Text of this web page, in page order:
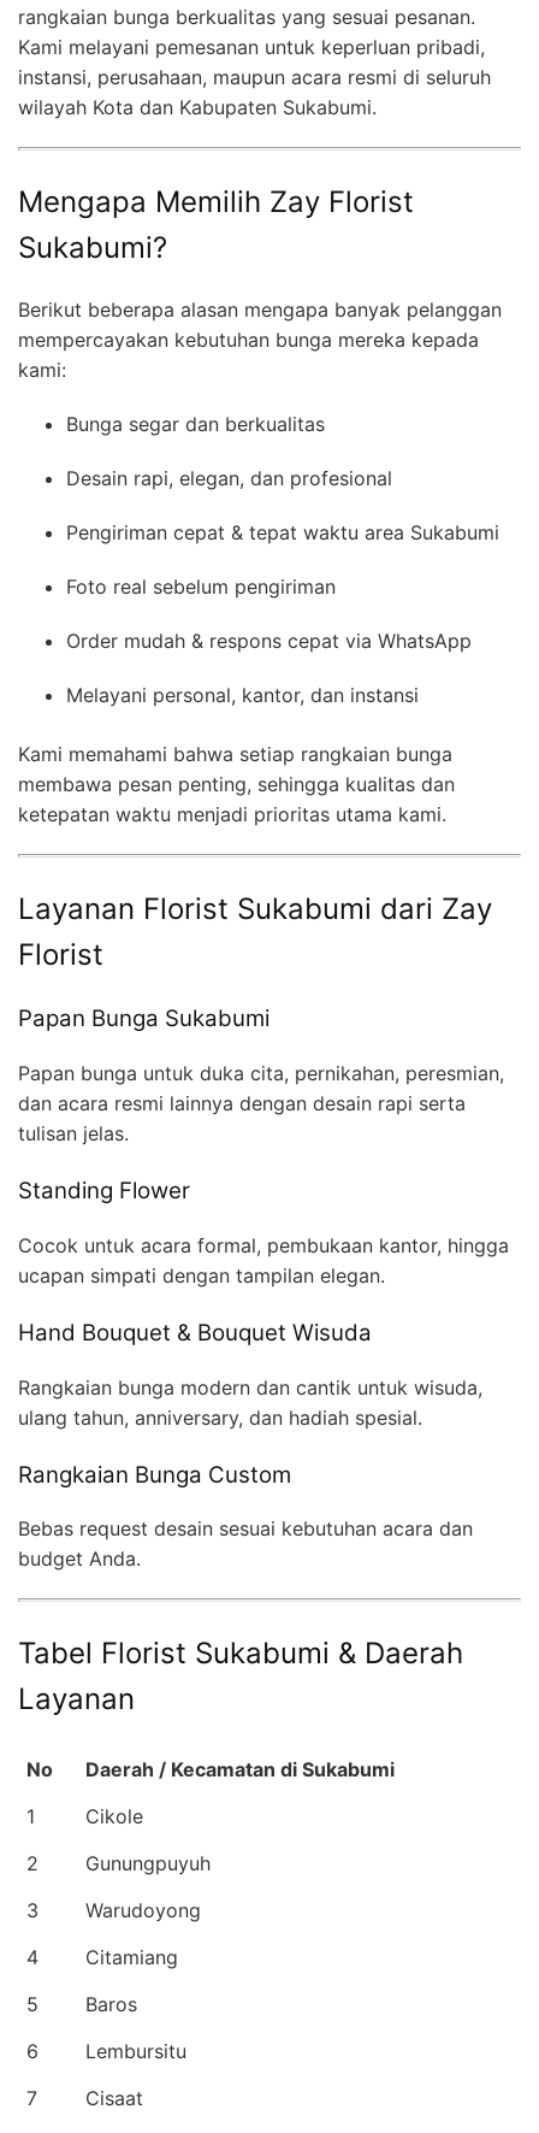
rangkaian bunga berkualitas yang sesuai pesanan.
Kami melayani pemesanan untuk keperluan pribadi,
instansi, perusahaan, maupun acara resmi di seluruh
wilayah Kota dan Kabupaten Sukabumi.
Mengapa Memilih Zay Florist
Sukabumi?
Berikut beberapa alasan mengapa banyak pelanggan
mempercayakan kebutuhan bunga mereka kepada
kami:
Bunga segar dan berkualitas
Desain rapi, elegan, dan profesional
Pengiriman cepat & tepat waktu area Sukabumi
Foto real sebelum pengiriman
Order mudah & respons cepat via WhatsApp
Melayani personal, kantor, dan instansi
Kami memahami bahwa setiap rangkaian bunga
membawa pesan penting, sehingga kualitas dan
ketepatan waktu menjadi prioritas utama kami.
Layanan Florist Sukabumi dari Zay
Florist
Papan Bunga Sukabumi
Papan bunga untuk duka cita, pernikahan, peresmian,
dan acara resmi lainnya dengan desain rapi serta
tulisan jelas.
Standing Flower
Cocok untuk acara formal, pembukaan kantor, hingga
ucapan simpati dengan tampilan elegan.
Hand Bouquet & Bouquet Wisuda
Rangkaian bunga modern dan cantik untuk wisuda,
ulang tahun, anniversary, dan hadiah spesial.
Rangkaian Bunga Custom
Bebas request desain sesuai kebutuhan acara dan
budget Anda.
Tabel Florist Sukabumi & Daerah
Layanan
No
Daerah / Kecamatan di Sukabumi
1
Cikole
2
Gunungpuyuh
3
Warudoyong
4
Citamiang
5
Baros
6
Lembursitu
7
Cisaat